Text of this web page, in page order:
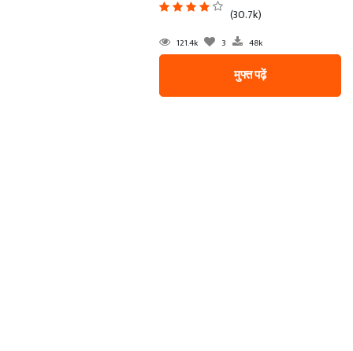
(30.7k)
121.4k 3 48k
मुफ्त पढ़ें